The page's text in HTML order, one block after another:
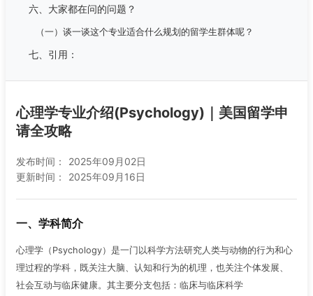
六、大家都在问的问题？
（一）谈一谈这个专业适合什么规划的留学生群体呢？
七、引用：
心理学专业介绍(Psychology)｜美国留学申
请全攻略
发布时间：
2025年09月02日
更新时间：
2025年09月16日
一、学科简介
心理学（Psychology）是一门以科学方法研究人类与动物的行为和心
理过程的学科，既关注大脑、认知和行为的机理，也关注个体发展、
社会互动与临床健康。其主要分支包括：临床与临床科学